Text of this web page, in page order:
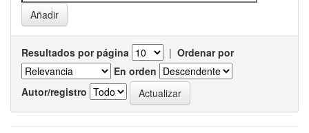
Resultados por página | Ordenar por
En orden
Autor/registro